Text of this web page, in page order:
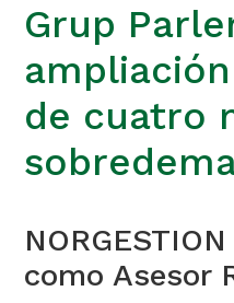
Grup
de cuatro
como Asesor